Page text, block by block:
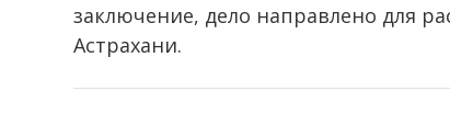
заключение, дело направлено для
Астрахани.